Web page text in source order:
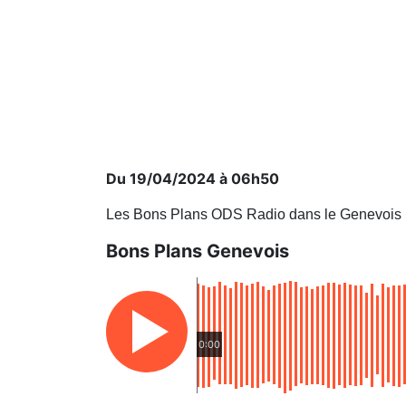
Du 19/04/2024 à 06h50
Les Bons Plans ODS Radio dans le Genevois
Bons Plans Genevois
0:00